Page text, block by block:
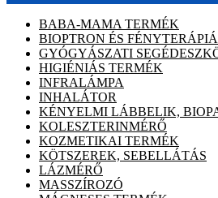
BABA-MAMA TERMÉK
BIOPTRON ÉS
GYÓGYÁSZATI
HIGIÉNIÁS TERMÉK
INFRALÁMPA
INHALÁTOR
KÉNYELMI LÁBBELIK,
KOLESZTERINMÉRŐ
KOZMETIKAI TERMÉK
KÖTSZEREK, SEBELLÁTÁS
LÁZMÉRŐ
MASSZÍROZÓ